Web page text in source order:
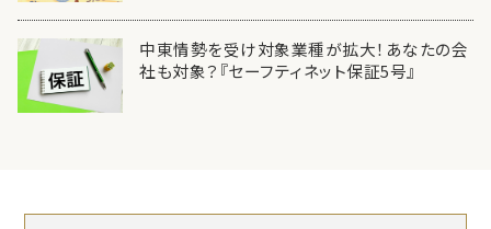
中東情勢を受け対象業種が拡大！あなたの会
社も対象？『セーフティネット保証5号』